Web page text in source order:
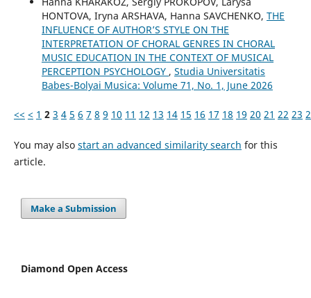
HONTOVA, Iryna ARSHAVA, Hanna SAVCHENKO, THE
INFLUENCE OF AUTHOR’S STYLE ON THE
INTERPRETATION OF CHORAL GENRES IN CHORAL
MUSIC EDUCATION IN THE CONTEXT OF MUSICAL
PERCEPTION PSYCHOLOGY , Studia Universitatis
Babes-Bolyai Musica: Volume 71, No. 1, June 2026
<< < 1 2 3 4 5 6 7 8 9 10 11 12 13 14 15 16 17 18 19 20 21 22 23
You may also start an advanced similarity search for this
article.
Make a Submission
Diamond Open Access